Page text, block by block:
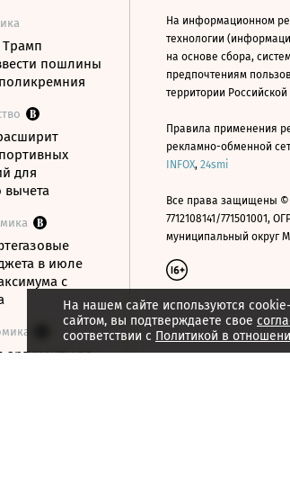
пошлины
для
вычета
в июле
с
аргументы за
На нашем сайте используются
сайтом, вы подтверждаете свое
соответствии с Политикой в
На информационном
технологии
на основе сбора,
предпочтениям
территории
Правила применения
рекламно-обменной
INFOX, 24smi
Все права защищены
7712108141/771501001,
муниципальный округ